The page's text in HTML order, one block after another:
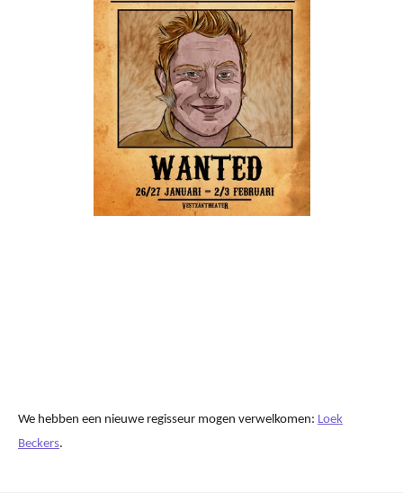
We hebben een nieuwe regisseur mogen verwelkomen: Loek
Beckers.